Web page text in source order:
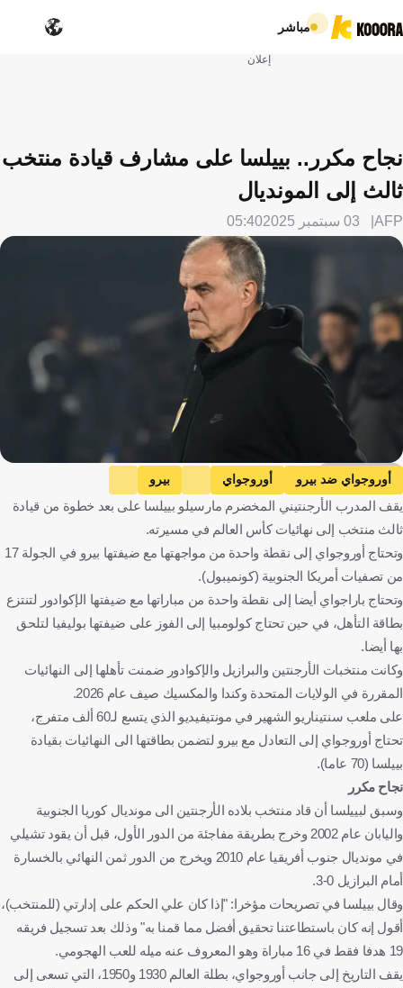
مباشر
إعلان
نجاح مكرر.. بييلسا على مشارف قيادة منتخب
ثالث إلى المونديال
AFP 03 سبتمبر 2025 05:40
Getty Images
أوروجواي ضد بيرو أوروجواي
بيرو
التصفيات المؤهلة لكأس العالم - أمريكا الجنوبية
الأرجنتين ضد فنزويلا
الأرجنتين
فنزويلا ليونيل ميسي
أورغواي
بيرو الأرجنتين فنزويلا كرة قدم
يقف المدرب الأرجنتيني المخضرم مارسيلو بييلسا على بعد خطوة من قيادة
ثالث منتخب إلى نهائيات كأس العالم في مسيرته.
وتحتاج أوروجواي إلى نقطة واحدة من مواجهتها مع ضيفتها بيرو في الجولة 17
من تصفيات أمريكا الجنوبية (كونميبول).
وتحتاج باراجواي أيضا إلى نقطة واحدة من مباراتها مع ضيفتها الإكوادور لتنتزع
بطاقة التأهل، في حين تحتاج كولومبيا إلى الفوز على ضيفتها بوليفيا لتلحق
بها أيضا.
وكانت منتخبات الأرجنتين والبرازيل والإكوادور ضمنت تأهلها إلى النهائيات
المقررة في الولايات المتحدة وكندا والمكسيك صيف عام 2026.
على ملعب سنتيناريو الشهير في مونتيفيديو الذي يتسع لـ60 ألف متفرج،
تحتاج أوروجواي إلى التعادل مع بيرو لتضمن بطاقتها الى النهائيات بقيادة
بييلسا (70 عاما).
نجاح مكرر
وسبق لبييلسا أن قاد منتخب بلاده الأرجنتين الى مونديال كوريا الجنوبية
واليابان عام 2002 وخرج بطريقة مفاجئة من الدور الأول، قبل أن يقود تشيلي
في مونديال جنوب أفريقيا عام 2010 ويخرج من الدور ثمن النهائي بالخسارة
أمام البرازيل 0-3.
وقال بييلسا في تصريحات مؤخرا: "إذا كان علي الحكم على إدارتي (للمنتخب)،
أقول إنه كان باستطاعتنا تحقيق أفضل مما قمنا به" وذلك بعد تسجيل فريقه
19 هدفا فقط في 16 مباراة وهو المعروف عنه ميله للعب الهجومي.
يقف التاريخ إلى جانب أوروجواي، بطلة العالم 1930 و1950، التي تسعى إلى